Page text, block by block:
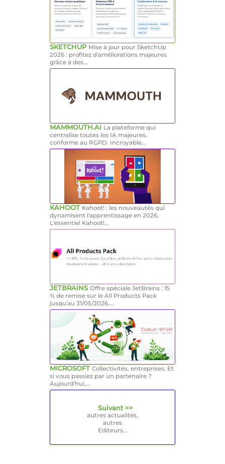
SKETCHUP Mise à jour pour SketchUp
2026 : profitez d'améliorations majeures
grâce à des...
MAMMOUTH.AI La plateforme qui
centralise toutes les IA majeures,
conforme au RGPD. Incroyable...
KAHOOT Kahoot! : les nouveautés qui
dynamisent l'apprentissage en 2026.
L'essentiel Kahoot!...
JETBRAINS Offre spéciale JetBrains : 15
% de remise sur le All Products Pack
jusqu'au 31/05/2026....
MICROSOFT Collectivités, entreprises. Et
si vous passiez par un partenaire ?
Aujourd'hui,...
Suivant >>
autres actualités,
autres
Editeurs...